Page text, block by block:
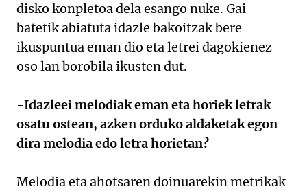
disko konpletoa dela esango nuke. Gai
batetik abiatuta idazle bakoitzak bere
ikuspuntua eman dio eta letrei dagokienez
oso lan borobila ikusten dut.
-Idazleei melodiak eman eta horiek letrak
osatu ostean, azken orduko aldaketak egon
dira melodia edo letra horietan?
Melodia eta ahotsaren doinuarekin metrikak